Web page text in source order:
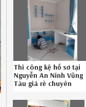
Thi công kệ hồ sơ tại
Nguyễn An Ninh Vũng
Tàu giá rẻ chuyên
6789-5828